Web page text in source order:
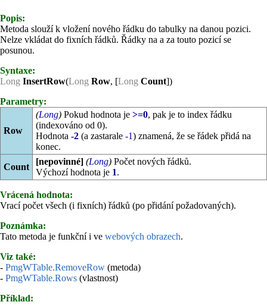
Popis:
Metoda slouží k vložení nového řádku do tabulky na danou pozici.
Nelze vkládat do fixních řádků. Řádky na a za touto pozicí se
posunou.
Syntaxe:
Long InsertRow(Long Row, [Long Count])
Parametry:
Row
(Long)Pokud hodnota je >=0, pak je to index řádku
(indexováno od 0).
Hodnota -2(a zastarale -1) znamená, že se řádek přidá na
konec.
Count
[nepovinné] (Long)Počet nových řádků.
Výchozí hodnota je 1.
Vrácená hodnota:
Vrací počet všech (i fixních) řádků (po přidání požadovaných).
Poznámka:
Tato metoda je funkční i ve webových obrazech.
Viz také:
- PmgWTable.RemoveRow (metoda)
- PmgWTable.Rows (vlastnost)
Příklad: